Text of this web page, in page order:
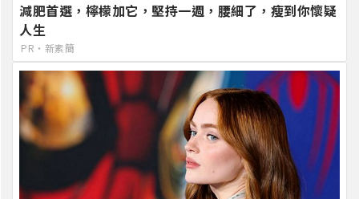
減肥首選，檸檬加它，堅持一週，腰細了，瘦到你懷疑
人生
PR・新素簡